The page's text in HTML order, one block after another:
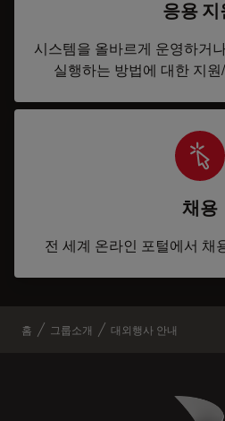
응용 지
시스템을 올바르게 운영하거
실행하는 방법에 대한 지
채용
전 세계 온라인 포털에서 채
홈 그룹소개 대외행사 안내